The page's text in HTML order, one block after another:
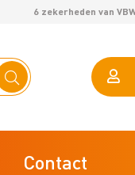
6 zekerheden van
Contact